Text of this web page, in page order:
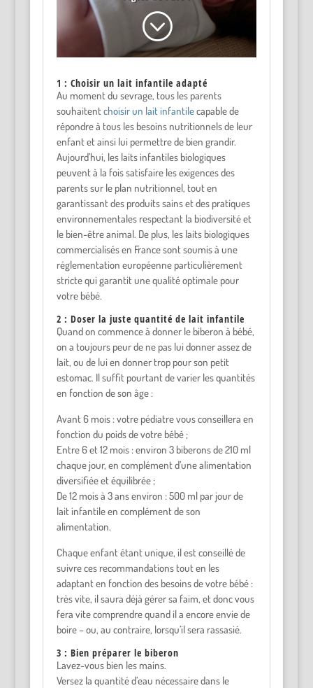
;
1 : Choisir un lait infantile adapté
Au moment du sevrage, tous les parents
souhaitentchoisir un lait infantilecapable de
répondre à tous les besoins nutritionnels de leur
enfant et ainsi lui permettre de bien grandir.
Aujourd’hui, les laits infantiles biologiques
peuvent à la fois satisfaire les exigences des
parents sur le plan nutritionnel, tout en
garantissant des produits sains et des pratiques
environnementales respectant la biodiversité et
le bien-être animal. De plus, les laits biologiques
commercialisés en France sont soumis à une
réglementation européenne particulièrement
stricte qui garantit une qualité optimale pour
votre bébé.
2 : Doser la juste quantité de lait infantile
Quand on commence à donner le biberon à bébé,
on a toujours peur de ne pas lui donner assez de
lait, ou de lui en donner trop pour son petit
estomac. Il suffit pourtant de varier les quantités
en fonction de son âge :
Avant 6 mois : votre pédiatre vous conseillera en
fonction du poids de votre bébé ;
Entre 6 et 12 mois : environ 3 biberons de 210 ml
chaque jour, en complément d’une alimentation
diversifiée et équilibrée ;
De 12 mois à 3 ans environ : 500 ml par jour de
lait infantile en complément de son
alimentation.
Chaque enfant étant unique, il est conseillé de
suivre ces recommandations tout en les
adaptant en fonction des besoins de votre bébé :
très vite, il saura déjà gérer sa faim, et donc vous
fera vite comprendre quand il a encore envie de
boire – ou, au contraire, lorsqu’il sera rassasié.
3 : Bien préparer le biberon
Lavez-vous bien les mains.
Versez la quantité d’eau nécessaire dans le